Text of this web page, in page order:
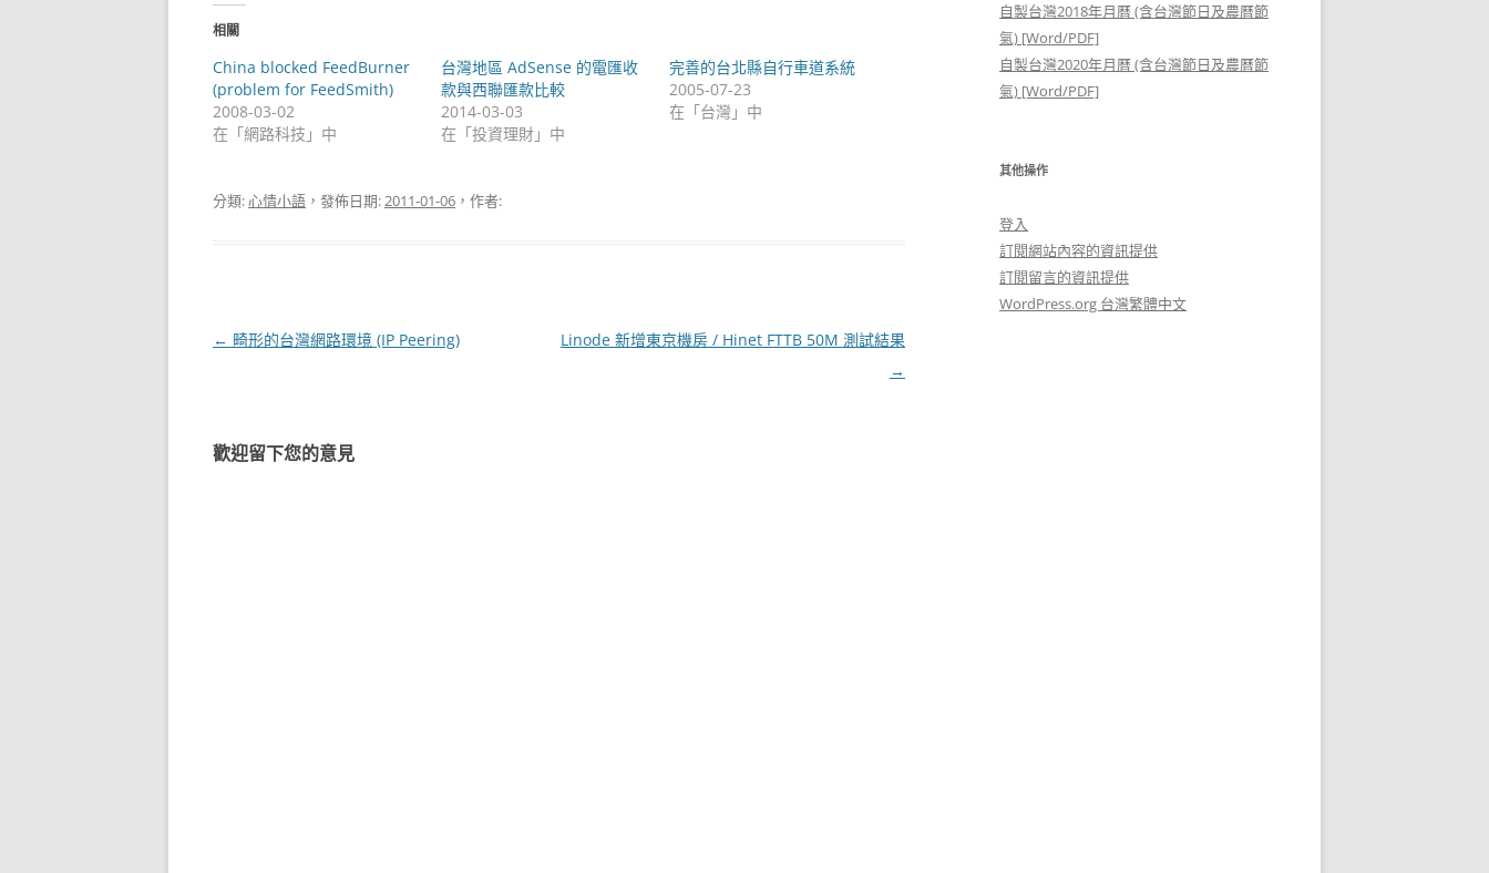
相關
China blocked FeedBurner
(problem for FeedSmith)
2008-03-02
在「網路科技」中
台灣地區 AdSense 的電匯收
款與西聯匯款比較
2014-03-03
在「投資理財」中
完善的台北縣自行車道系統
2005-07-23
在「台灣」中
分類:心情小語 ，發佈日期:2011-01-06 ，作者:
文
← 畸形的台灣網路環境 (IP Peering)
Linode 新增東京機房 / Hinet FTTB 50M 測試結果
→
歡迎留下您的意見
自製台灣2018年月曆 (含台灣節日及農曆節
氣) [Word/PDF]
自製台灣2020年月曆 (含台灣節日及農曆節
氣) [Word/PDF]
其他操作
登入
訂閱網站內容的資訊提供
訂閱留言的資訊提供
WordPress.org 台灣繁體中文